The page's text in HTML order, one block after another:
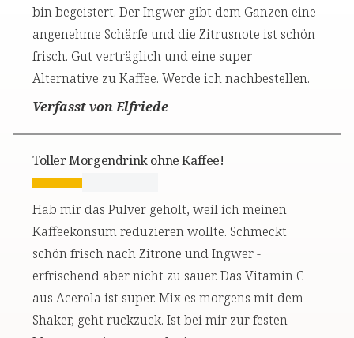
bin begeistert. Der Ingwer gibt dem Ganzen eine
angenehme Schärfe und die Zitrusnote ist schön
frisch. Gut verträglich und eine super
Alternative zu Kaffee. Werde ich nachbestellen.
Verfasst von Elfriede
Toller Morgendrink ohne Kaffee!
Hab mir das Pulver geholt, weil ich meinen
Kaffeekonsum reduzieren wollte. Schmeckt
schön frisch nach Zitrone und Ingwer -
erfrischend aber nicht zu sauer. Das Vitamin C
aus Acerola ist super. Mix es morgens mit dem
Shaker, geht ruckzuck. Ist bei mir zur festen